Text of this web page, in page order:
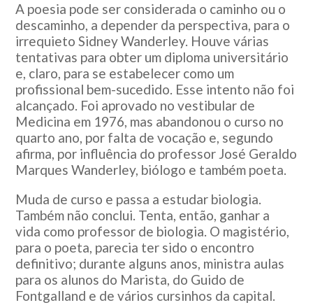
A poesia pode ser considerada o caminho ou o
descaminho, a depender da perspectiva, para o
irrequieto Sidney Wanderley. Houve várias
tentativas para obter um diploma universitário
e, claro, para se estabelecer como um
profissional bem-sucedido. Esse intento não foi
alcançado. Foi aprovado no vestibular de
Medicina em 1976, mas abandonou o curso no
quarto ano, por falta de vocação e, segundo
afirma, por influência do professor José Geraldo
Marques Wanderley, biólogo e também poeta.
Muda de curso e passa a estudar biologia.
Também não conclui. Tenta, então, ganhar a
vida como professor de biologia. O magistério,
para o poeta, parecia ter sido o encontro
definitivo; durante alguns anos, ministra aulas
para os alunos do Marista, do Guido de
Fontgalland e de vários cursinhos da capital.